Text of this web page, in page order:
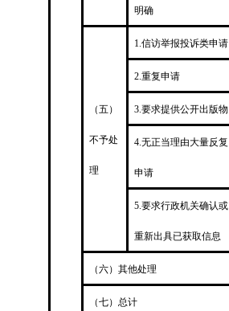
明确
（五）
不予处
理
1.信访举报投诉类申请
2.重复申请
3.要求提供公开出版物
4.无正当理由大量反复
申请
5.要求行政机关确认或
重新出具已获取信息
（六）其他处理
（七）总计